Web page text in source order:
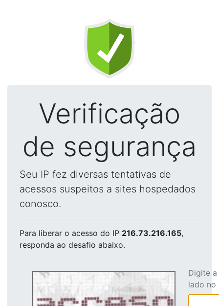
Verificação
de segurança
Seu IP fez diversas tentativas de
acessos suspeitos a sites hospedados
conosco.
Para liberar o acesso do IP 216.73.216.165,
responda ao desafio abaixo.
Digite
lado no